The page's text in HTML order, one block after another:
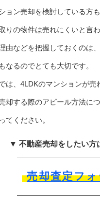
ョン売却を検討している方
りの物件は売れにくいと言わ
由などを把握しておくのは
なるのでとても大切です。
は、4LDKのマンションが売
却する際のアピール方法に
てください。
▼ 不動産売却をしたい方
売却査定フ